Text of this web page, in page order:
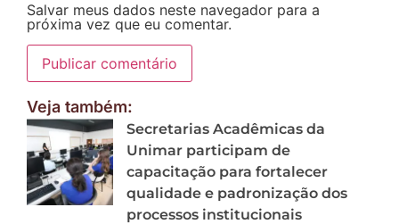
Salvar meus dados neste navegador para a
próxima vez que eu comentar.
Veja também:
Secretarias Acadêmicas da
Unimar participam de
capacitação para fortalecer
qualidade e padronização dos
processos institucionais